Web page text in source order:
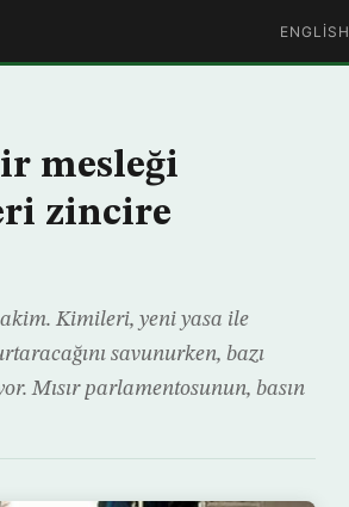
ENGLISH
mesleği
zincire
Kimileri, yeni yasa ile
savunurken, bazı
Mısır parlamentosunun, basın